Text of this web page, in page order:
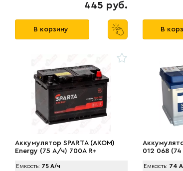
445 руб.
В корзину В
Аккумулятор SPARTA (АKOM)
Energy (75 А/ч) 700A R+
Емкость: 75 А/ч
012 068
Емкость: 74